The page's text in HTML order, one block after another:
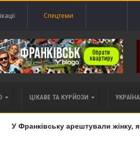
Спецтеми
ЦІКАВЕ ТА КУРЙОЗИ
У Франківську арештували жінку,